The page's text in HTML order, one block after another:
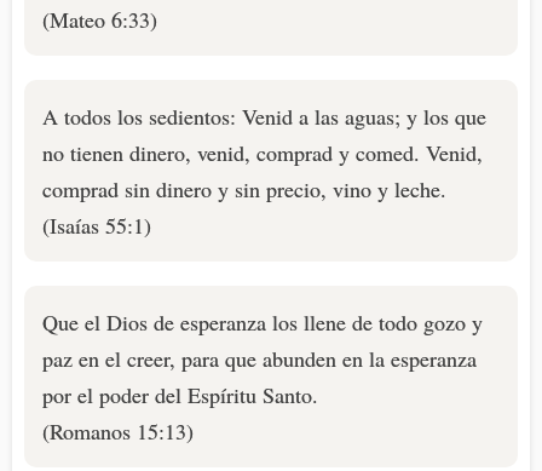
(Mateo 6:33)
A todos los sedientos: Venid a las aguas; y los que
no tienen dinero, venid, comprad y comed. Venid,
comprad sin dinero y sin precio, vino y leche.
(Isaías 55:1)
Que el Dios de esperanza los llene de todo gozo y
paz en el creer, para que abunden en la esperanza
por el poder del Espíritu Santo.
(Romanos 15:13)